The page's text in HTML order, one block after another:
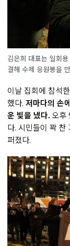
김은희 대표는 일회
결해 수제 응원봉을
이날 집회에 참석
했다. 저마다의 손
운 빛을 냈다. 오후
다. 시민들이 꽉 찬
퍼졌다.